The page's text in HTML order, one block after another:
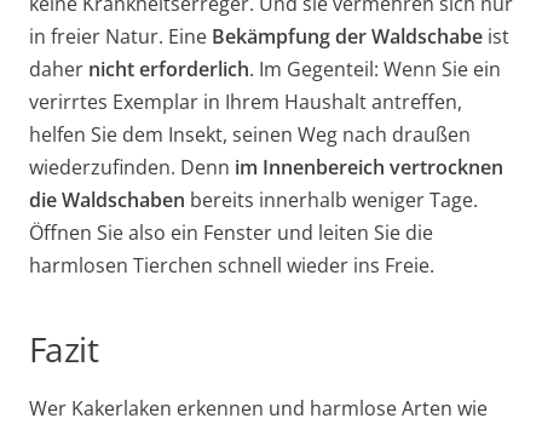
in freier Natur. Eine Bekämpfung der Waldschabe ist
daher nicht erforderlich. Im Gegenteil: Wenn Sie ein
verirrtes Exemplar in Ihrem Haushalt antreffen,
helfen Sie dem Insekt, seinen Weg nach draußen
wiederzufinden. Denn im Innenbereich vertrocknen
die Waldschaben bereits innerhalb weniger Tage.
Öffnen Sie also ein Fenster und leiten Sie die
harmlosen Tierchen schnell wieder ins Freie.
Fazit
Wer Kakerlaken erkennen und harmlose Arten wie